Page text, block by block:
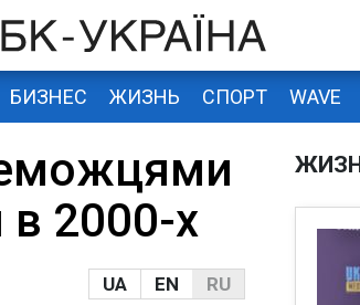
БИЗНЕС ЖИЗНЬ СПОРТ WAVE
в 2000-х
UA EN RU